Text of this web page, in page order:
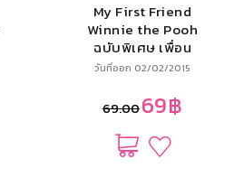
My First Friend
Winnie the Pooh
ฉบับพิเศษ เพื่อน
แสนพิเศษ! Super
วันที่ออก 02/02/2015
69.0069฿